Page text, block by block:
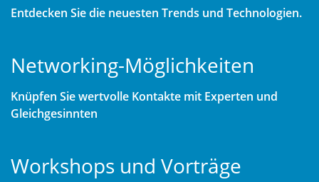
Entdecken Sie die neuesten Trends und Technologien.
Networking-Möglichkeiten
Knüpfen Sie wertvolle Kontakte mit Experten und
Gleichgesinnten
Workshops und Vorträge